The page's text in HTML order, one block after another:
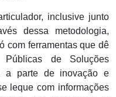
inclusive junto
dessa metodologia,
com ferramentas que dê
de Soluções
a parte de inovação e
leque com informações